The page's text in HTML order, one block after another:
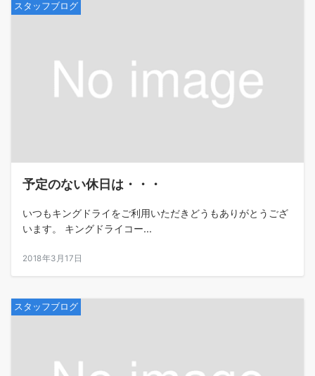
スタッフブログ
予定のない休日は・・・
いつもキングドライをご利用いただきどうもありがとうござ
います。 キングドライコー...
2018年3月17日
スタッフブログ